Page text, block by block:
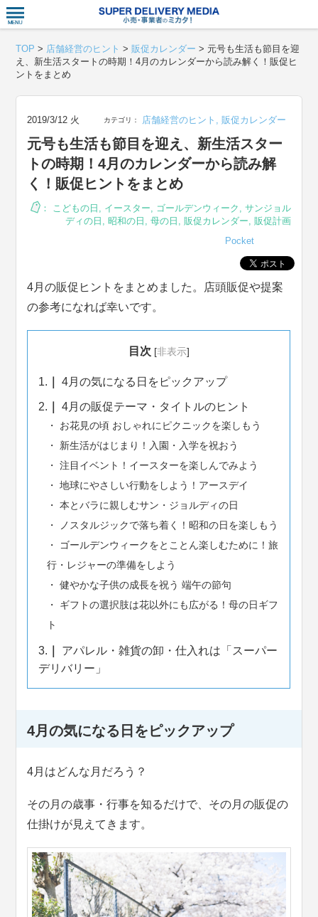
TOP > 店舗経営のヒント >販促カレンダー > 元号も生活も節目を迎
え、新生活スタートの時期！4月のカレンダーから読み解く！販促ヒ
ントをまとめ
2019/3/12 火 カテゴリ： 店舗経営のヒント ,販促カレンダー
元号も生活も節目を迎え、新生活スター
トの時期！4月のカレンダーから読み解
く！販促ヒントをまとめ
： こどもの日 , イースター, ゴールデンウィーク , サンジョル
ディの日 , 昭和の日 , 母の日 , 販促カレンダー, 販促計画
Pocket
4月の販促ヒントをまとめました。店頭販促や提案
の参考になれば幸いです。
目次 [非表示]
1. 4月の気になる日をピックアップ
2. 4月の販促テーマ・タイトルのヒント
お花見の頃 おしゃれにピクニックを楽しもう
新生活がはじまり！入園・入学を祝おう
注目イベント！イースターを楽しんでみよう
地球にやさしい行動をしよう！アースデイ
本とバラに親しむサン・ジョルディの日
ノスタルジックで落ち着く！昭和の日を楽しもう
ゴールデンウィークをとことん楽しむために！旅
行・レジャーの準備をしよう
健やかな子供の成長を祝う 端午の節句
ギフトの選択肢は花以外にも広がる！母の日ギフ
ト
3.
アパレル・雑貨の卸・仕入れは「スーパー
デリバリー」
4月の気になる日をピックアップ
4月はどんな月だろう？
その月の歳事・行事を知るだけで、その月の販促の
仕掛けが見えてきます。